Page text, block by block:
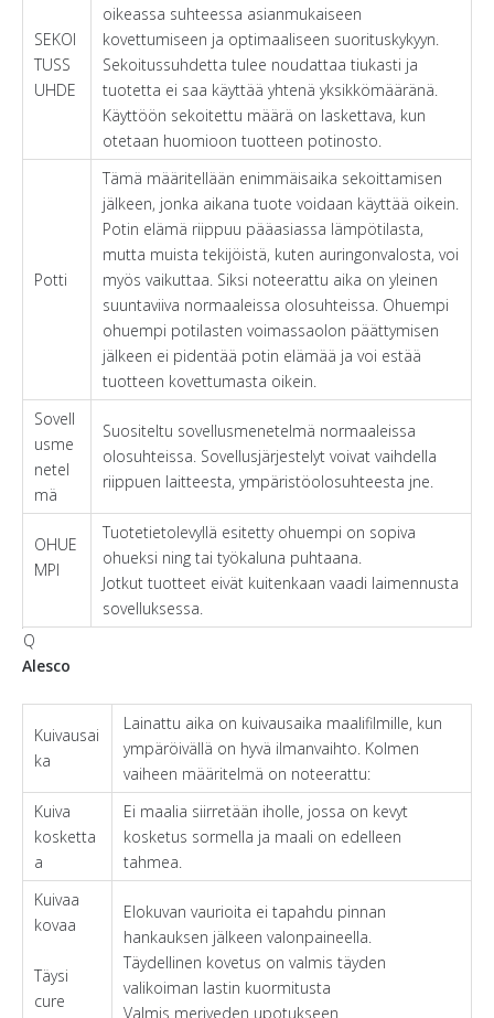
SEKOI
TUSS
UHDE
oikeassa suhteessa asianmukaiseen
kovettumiseen ja optimaaliseen suorituskykyyn.
Sekoitussuhdetta tulee noudattaa tiukasti ja
tuotetta ei saa käyttää yhtenä yksikkömääränä.
Käyttöön sekoitettu määrä on laskettava, kun
otetaan huomioon tuotteen potinosto.
Potti
Tämä määritellään enimmäisaika sekoittamisen
jälkeen, jonka aikana tuote voidaan käyttää oikein.
Potin elämä riippuu pääasiassa lämpötilasta,
mutta muista tekijöistä, kuten auringonvalosta, voi
myös vaikuttaa. Siksi noteerattu aika on yleinen
suuntaviiva normaaleissa olosuhteissa. Ohuempi
ohuempi potilasten voimassaolon päättymisen
jälkeen ei pidentää potin elämää ja voi estää
tuotteen kovettumasta oikein.
Sovell
usme
netel
mä
Suositeltu sovellusmenetelmä normaaleissa
olosuhteissa. Sovellusjärjestelyt voivat vaihdella
riippuen laitteesta, ympäristöolosuhteesta jne.
OHUE
MPI
Tuotetietolevyllä esitetty ohuempi on sopiva
ohueksi ning tai työkaluna puhtaana.
Jotkut tuotteet eivät kuitenkaan vaadi laimennusta
sovelluksessa.
Q
Alesco
Kuivausai
ka
Lainattu aika on kuivausaika maalifilmille, kun
ympäröivällä on hyvä ilmanvaihto. Kolmen
vaiheen määritelmä on noteerattu:
Kuiva
kosketta
a
Ei maalia siirretään iholle, jossa on kevyt
kosketus sormella ja maali on edelleen
tahmea.
Kuivaa
kovaa
Täysi
cure
Elokuvan vaurioita ei tapahdu pinnan
hankauksen jälkeen valonpaineella.
Täydellinen kovetus on valmis täyden
valikoiman lastin kuormitusta
Valmis meriveden upotukseen